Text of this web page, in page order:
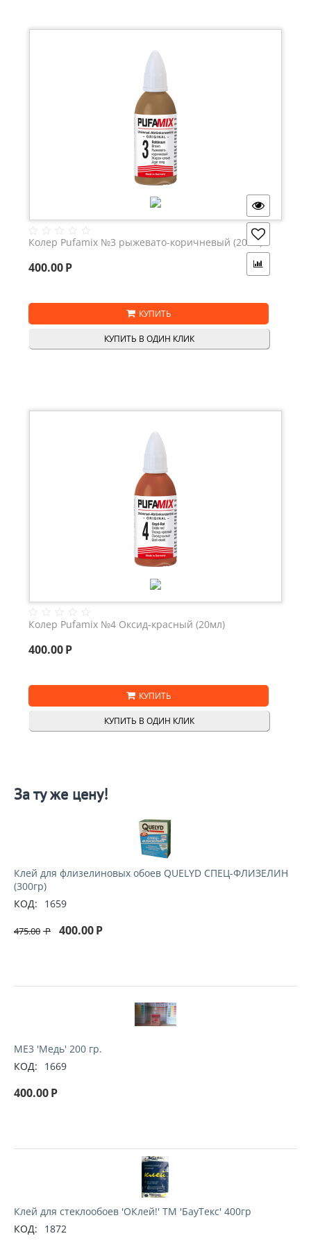
Ёмкости хранить в прохладном месте и
плотно закрытыми. Срок годности в хорошо закрытой
ёмкости не ограничен. Продукт морозостойкий.
Временные замерзания не вредят качеству
Колер Pufamix №3 рыжевато-коричневый (20мл)
400.00Р
КУПИТЬ
КУПИТЬ В ОДИН КЛИК
Колер Pufamix №4 Оксид-красный (20мл)
400.00Р
КУПИТЬ
КУПИТЬ В ОДИН КЛИК
За ту же цену!
Клей для флизелиновых обоев QUELYD СПЕЦ-ФЛИЗЕЛИН
(300гр)
КОД:
1659
475.00 Р 400.00Р
ME3 'Медь' 200 гр.
КОД:
1669
400.00Р
Клей для стеклообоев 'ОКлей!' ТМ 'БауТекс' 400гр
КОД:
1872